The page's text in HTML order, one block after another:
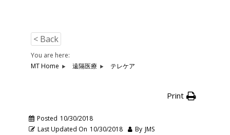
< Back
You are here:
MT Home
遠隔医療 テレケア
Print
Posted 10/30/2018
Last Updated On 10/30/2018 By JMS